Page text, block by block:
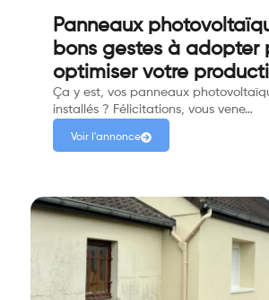
Panneaux
bons gestes à adopter
optimiser votre
Ça y est, vos panneaux
installés ? Félicitations, vous vene…
Voir l'annonce